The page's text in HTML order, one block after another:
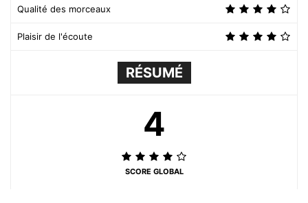
Qualité des morceaux
Plaisir de l'écoute
RÉSUMÉ
4
SCORE GLOBAL